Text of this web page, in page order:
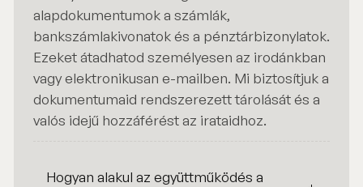
alapdokumentumok a számlák,
bankszámlakivonatok és a pénztárbizonylatok.
Ezeket átadhatod személyesen az irodánkban
vagy elektronikusan e-mailben. Mi biztosítjuk a
dokumentumaid rendszerezett tárolását és a
valós idejű hozzáférést az irataidhoz.
Hogyan alakul az együttműködés a